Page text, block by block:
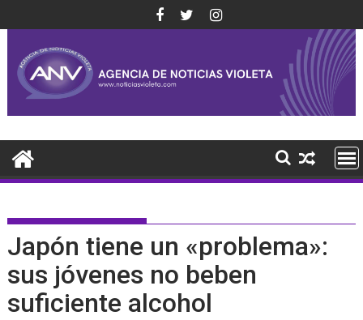
al
contenido
Japón tiene un «problema»:
sus jóvenes no beben
suficiente alcohol